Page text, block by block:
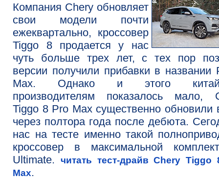
Компания Chery обновляет
свои модели почти
ежеквартально, кроссовер
Tiggo 8 продается у нас
чуть больше трех лет, с тех пор
версии получили прибавки в названии
Max. Однако и этого
производителям показалось мало,
Tiggo 8 Pro Max существенно обновили
через полтора года после дебюта.
нас на тесте именно такой
кроссовер в максимальной
Ultimate. читать тест-драйв Chery Tiggo
Max.